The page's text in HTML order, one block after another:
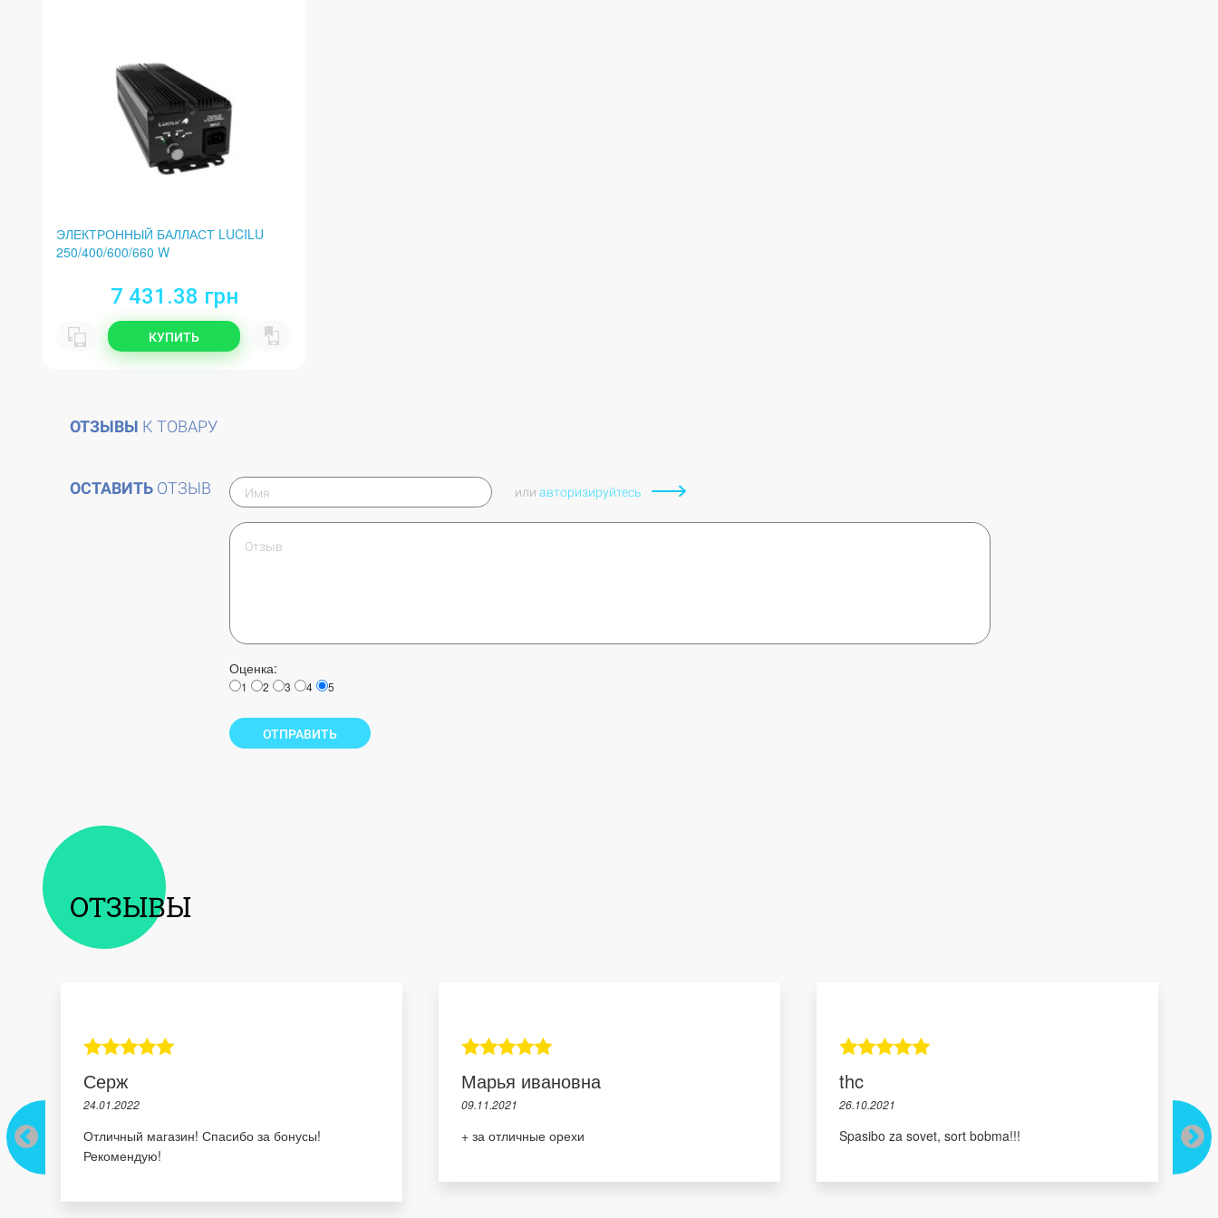
ЭЛЕКТРОННЫЙ БАЛЛАСТ LUCILU
250/400/600/660 W
7 431.38 грн
КУПИТЬ
ОТЗЫВЫ К ТОВАРУ
ОСТАВИТЬ ОТЗЫВ или авторизируйтесь
Оценка:
1 2 3 4 5
ОТПРАВИТЬ
ОТЗЫВЫ
Серж
24.01.2022
Отличный магазин! Спасибо за бонусы!
Рекомендую!
Марья ивановна
09.11.2021
+ за отличные орехи
thc
26.10.2021
Spasibo za sovet, sort bobma!!!